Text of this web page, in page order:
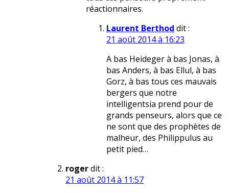
réactionnaires.
Laurent Berthod dit :
21 août 2014 à 16:23
A bas Heideger à bas Jonas, à
bas Anders, à bas Ellul, à bas
Gorz, à bas tous ces mauvais
bergers que notre
intelligentsia prend pour de
grands penseurs, alors que ce
ne sont que des prophètes de
malheur, des Philippulus au
petit pied…
rogerdit :
21 août 2014 à 11:57